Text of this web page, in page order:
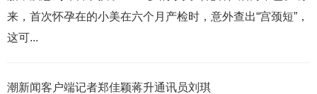
来，首次怀孕在的小美在六个月产检时，意外查出“宫颈短”，
这可...
潮新闻客户端记者郑佳颖蒋升通讯员刘琪